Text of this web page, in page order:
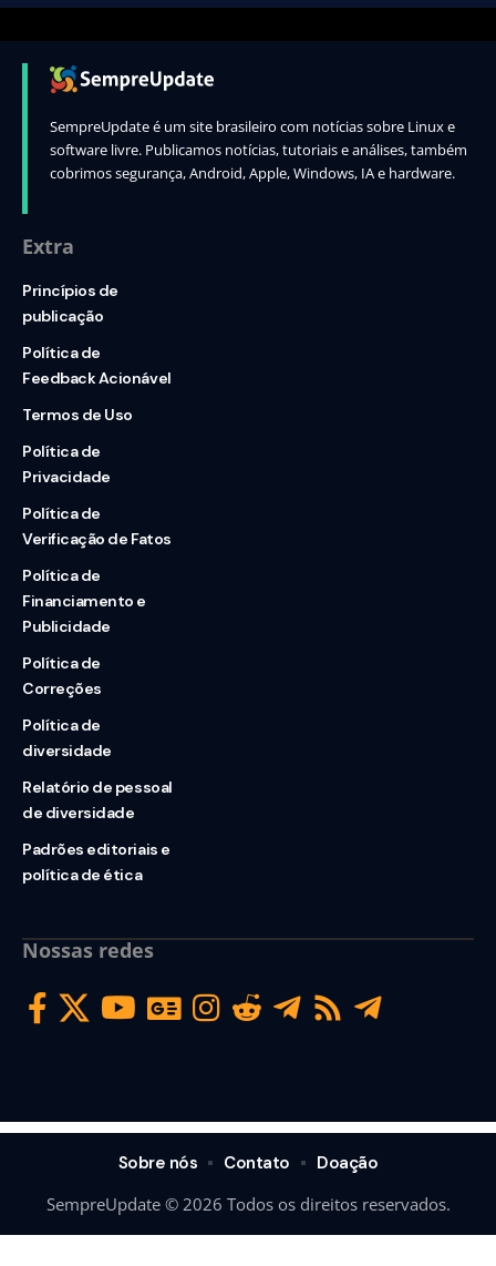
SempreUpdate é um site brasileiro com notícias sobre Linux e
software livre. Publicamos notícias, tutoriais e análises, também
cobrimos segurança, Android, Apple, Windows, IA e hardware.
Extra
Princípios de
publicação
Política de
Feedback Acionável
Termos de Uso
Política de
Privacidade
Política de
Verificação de Fatos
Política de
Financiamento e
Publicidade
Política de
Correções
Política de
diversidade
Relatório de pessoal
de diversidade
Padrões editoriais e
política de ética
Nossas redes
SempreUpdate © 2026 Todos os direitos reservados.
Sobre nós Contato Doação